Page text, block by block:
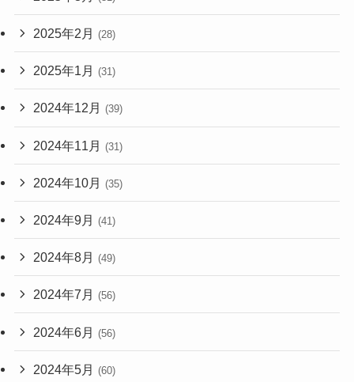
2025年2月 (28)
2025年1月 (31)
2024年12月 (39)
2024年11月 (31)
2024年10月 (35)
2024年9月 (41)
2024年8月 (49)
2024年7月 (56)
2024年6月 (56)
2024年5月 (60)